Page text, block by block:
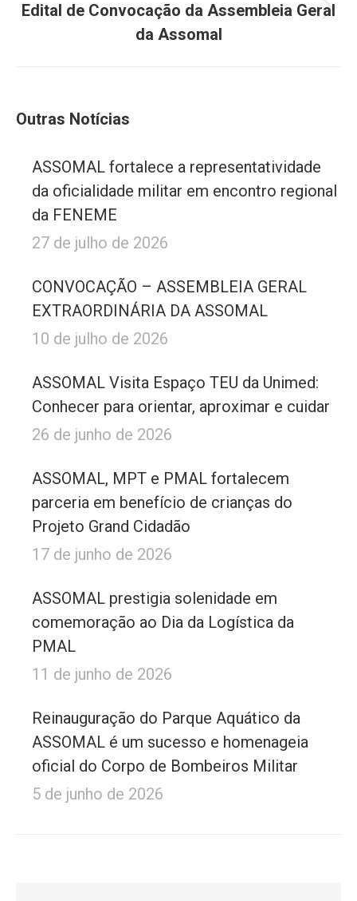
Próximo
post:
Edital de Convocação da Assembleia Geral
da Assomal
Outras Notícias
ASSOMAL fortalece a representatividade
da oficialidade militar em encontro regional
da FENEME
27 de julho de 2026
CONVOCAÇÃO – ASSEMBLEIA GERAL
EXTRAORDINÁRIA DA ASSOMAL
10 de julho de 2026
ASSOMAL Visita Espaço TEU da Unimed:
Conhecer para orientar, aproximar e cuidar
26 de junho de 2026
ASSOMAL, MPT e PMAL fortalecem
parceria em benefício de crianças do
Projeto Grand Cidadão
17 de junho de 2026
ASSOMAL prestigia solenidade em
comemoração ao Dia da Logística da
PMAL
11 de junho de 2026
Reinauguração do Parque Aquático da
ASSOMAL é um sucesso e homenageia
oficial do Corpo de Bombeiros Militar
5 de junho de 2026